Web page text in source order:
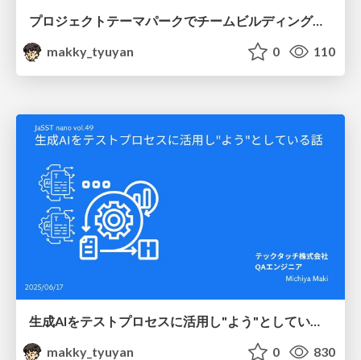
プロジェクトテーマパークでチームビルディングを学ぼう！ 〜ボードゲームを楽しみながらワイワイ学ぼう！〜 #JBUG
makky_tyuyan
0 110
makky_tyuyan
0 830